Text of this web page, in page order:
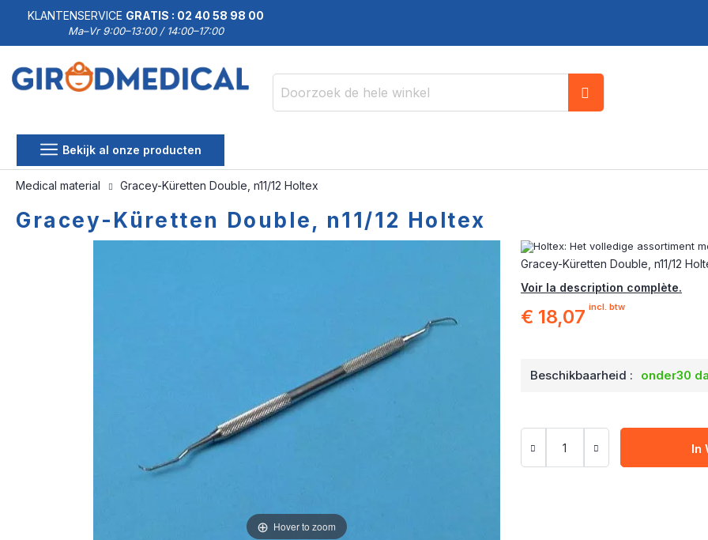
KLANTENSERVICE GRATIS : 02 40 58 98 00
Ma–Vr 9:00–13:00 / 14:00–17:00
Bekijk al onze producten
Medical material Gracey-Küretten Double, n11/12 Holtex
Gracey-Küretten Double, n11/12 Holtex
Gracey-Küretten Double, n11/12
Voir la description complète.
€ 18,07 incl. btw
Beschikbaarheid : onder30
In
Hover to zoom